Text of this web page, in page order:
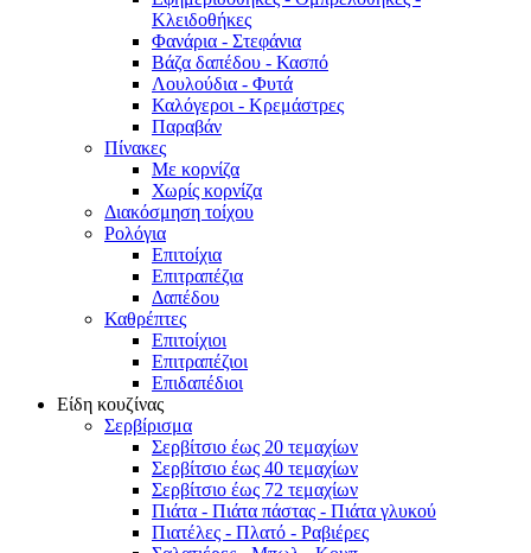
Κλειδοθήκες
Φανάρια - Στεφάνια
Βάζα δαπέδου - Κασπό
Λουλούδια - Φυτά
Καλόγεροι - Κρεμάστρες
Παραβάν
Πίνακες
Με κορνίζα
Χωρίς κορνίζα
Διακόσμηση τοίχου
Ρολόγια
Επιτοίχια
Επιτραπέζια
Δαπέδου
Καθρέπτες
Επιτοίχιοι
Επιτραπέζιοι
Επιδαπέδιοι
Είδη κουζίνας
Σερβίρισμα
Σερβίτσιο έως 20 τεμαχίων
Σερβίτσιο έως 40 τεμαχίων
Σερβίτσιο έως 72 τεμαχίων
Πιάτα - Πιάτα πάστας - Πιάτα γλυκού
Πιατέλες - Πλατό - Ραβιέρες